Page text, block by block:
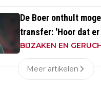
De Boer onthult
transfer: 'Hoor dat er
groot kanon
BIJZAKEN EN
Meer artikelen